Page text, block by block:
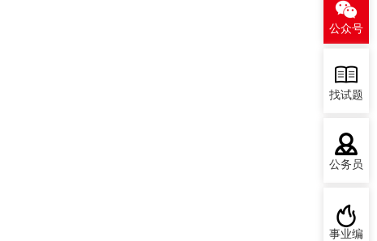
公众号
找试题
公务员
事业编